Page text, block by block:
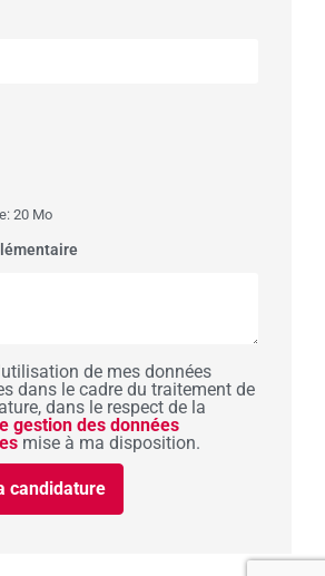
20 Mo
de mes données
dans le cadre du traitement de
dans le respect de la
gestion des données
mise à ma disposition.
candidature